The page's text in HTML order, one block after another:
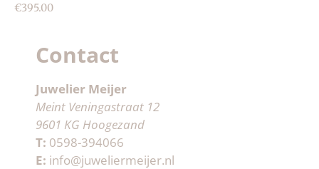
€395.00
Contact
Juwelier Meijer
Meint Veningastraat 12
9601 KG Hoogezand
T: 0598-394066
E: info@juweliermeijer.nl